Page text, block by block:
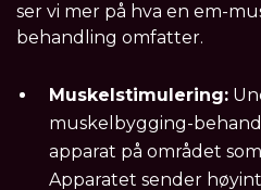
ser vi mer på hva en em-
behandling omfatter.
Muskelstimulering:
muskelbygging-
apparat på området
Apparatet sender